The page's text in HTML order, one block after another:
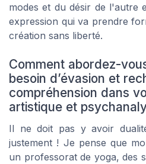
modes et du désir de l'autre
expression qui va prendre
création sans liberté.
Comment abordez-
besoin d’évasion et
compréhension dans
artistique et
Il ne doit pas y avoir
justement ! Je pense que
un professorat de yoga, des